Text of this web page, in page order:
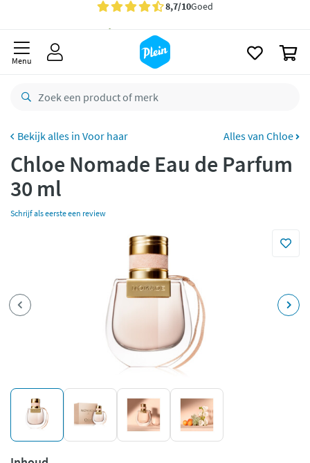
Gratisbezorging vanaf 35,- *
besteld,
Gratisretourneren
Betaal met Klarna
Menu
Voor haar Alles van Chloe
Chloe Nomade Eau de Parfum
30 ml
Schrijf als eerste een review